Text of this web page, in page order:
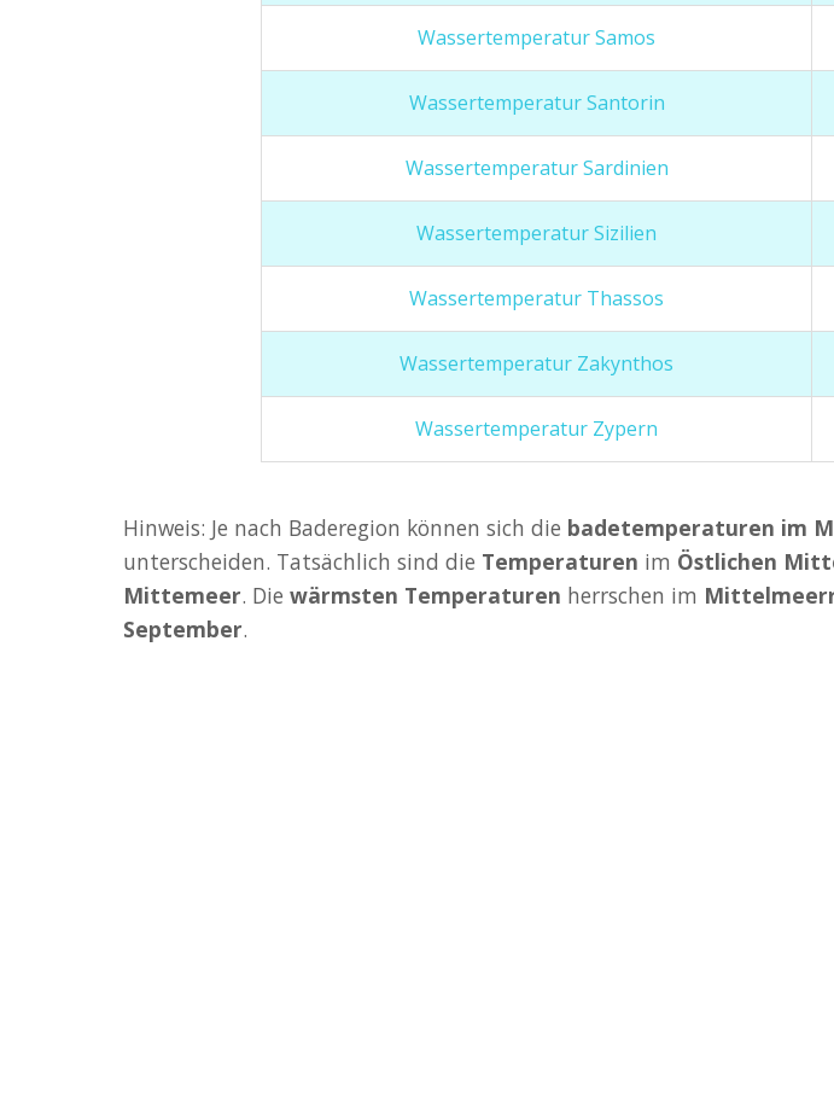
Wassertemperatur Samos
Wassertemperatur Santorin
Wassertemperatur Sardinien
Wassertemperatur Sizilien
Wassertemperatur Thassos
Wassertemperatur Zakynthos
Wassertemperatur Zypern
Hinweis: Je nach Baderegion können sich die badetemperaturen im
unterscheiden. Tatsächlich sind die Temperaturen im Östlichen
Mittemeer. Die wärmsten Temperaturen herrschen im
September.